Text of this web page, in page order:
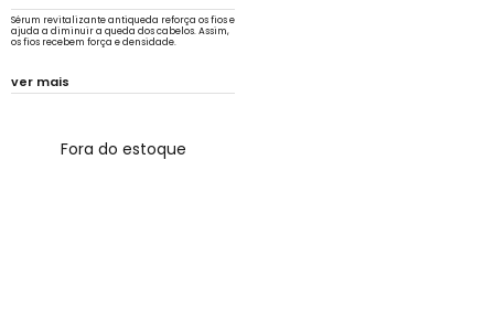
Sérum revitalizante antiqueda reforça os fios e
ajuda a diminuir a queda dos cabelos. Assim,
os fios recebem força e densidade.
ver mais
Fora do estoque